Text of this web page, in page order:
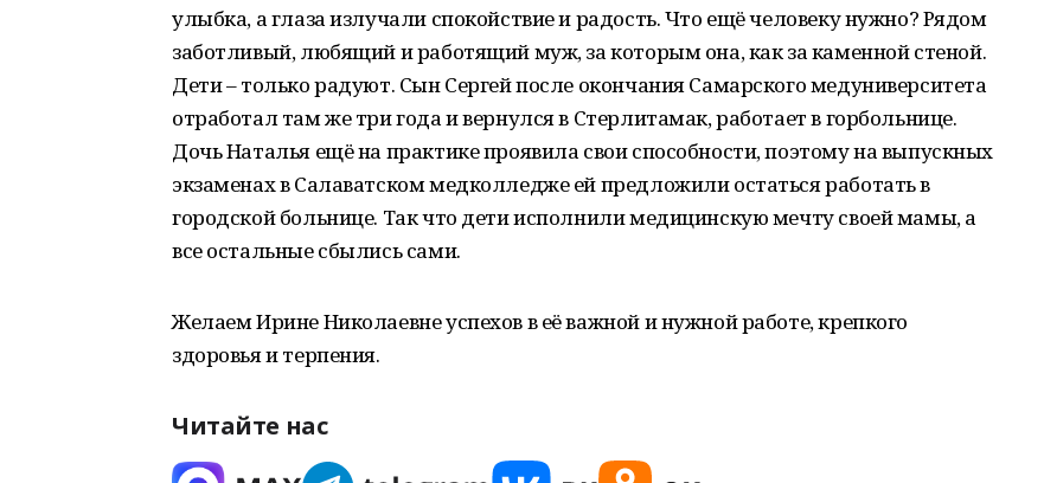
улыбка, а глаза излучали спокойствие и радость. Что ещё человеку нужно? Рядом
заботливый, любящий и работящий муж, за которым она, как за каменной стеной.
Дети – только радуют. Сын Сергей после окончания Самарского медуниверситета
отработал там же три года и вернулся в Стерлитамак, работает в горбольнице.
Дочь Наталья ещё на практике проявила свои способности, поэтому на выпускных
экзаменах в Салаватском медколледже ей предложили остаться работать в
городской больнице. Так что дети исполнили медицинскую мечту своей мамы, а
все остальные сбылись сами.
Желаем Ирине Николаевне успехов в её важной и нужной работе, крепкого
здоровья и терпения.
Читайте нас